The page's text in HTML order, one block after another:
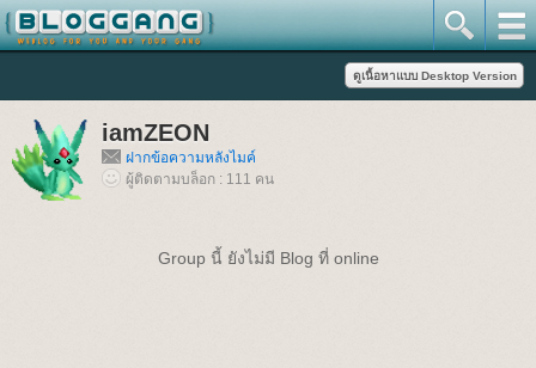
iamZEON
ฝากข้อความหลังไมค์
ผู้ติดตามบล็อก : 111 คน
Group นี้ ยังไม่มี Blog ที่ online